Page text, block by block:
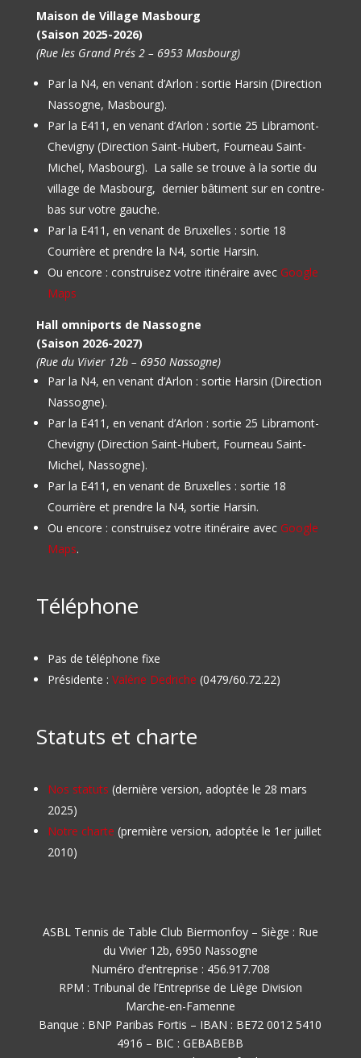
Maison de Village Masbourg
(Saison 2025-2026)
(Rue les Grand Prés 2 – 6953 Masbourg)
Par la N4, en venant d’Arlon : sortie Harsin (Direction
Nassogne, Masbourg).
Par la E411, en venant d’Arlon : sortie 25 Libramont-
Chevigny (Direction Saint-Hubert, Fourneau Saint-
Michel, Masbourg). La salle se trouve à la sortie du
village de Masbourg, dernier bâtiment sur en contre-
bas sur votre gauche.
Par la E411, en venant de Bruxelles : sortie 18
Courrière et prendre la N4, sortie Harsin.
Ou encore : construisez votre itinéraire avec Google
Maps
Hall omniports de Nassogne
(Saison 2026-2027)
(Rue du Vivier 12b – 6950 Nassogne)
Par la N4, en venant d’Arlon : sortie Harsin (Direction
Nassogne).
Par la E411, en venant d’Arlon : sortie 25 Libramont-
Chevigny (Direction Saint-Hubert, Fourneau Saint-
Michel, Nassogne).
Par la E411, en venant de Bruxelles : sortie 18
Courrière et prendre la N4, sortie Harsin.
Ou encore : construisez votre itinéraire avec Google
Maps.
Téléphone
Pas de téléphone fixe
Présidente : Valérie Dedriche (0479/60.72.22)
Statuts et charte
Nos statuts (dernière version, adoptée le 28 mars
2025)
Notre charte (première version, adoptée le 1er juillet
2010)
ASBL Tennis de Table Club Biermonfoy – Siège : Rue
du Vivier 12b, 6950 Nassogne
Numéro d’entreprise : 456.917.708
RPM : Tribunal de l’Entreprise de Liège Division
Marche-en-Famenne
Banque : BNP Paribas Fortis – IBAN : BE72 0012 5410
4916 – BIC : GEBABEBB